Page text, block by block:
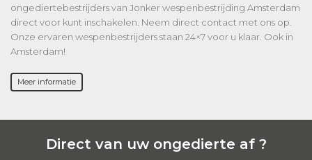
ongediertebestrijders van Jonker wespenbestrijding Amsterdam
direct voor kunt inschakelen. Neem direct contact met ons op.
Onze ervaren wespenbestrijders staan 24×7 voor u klaar. Ook in
Amsterdam!
Meer informatie
Direct van uw ongedierte af ?